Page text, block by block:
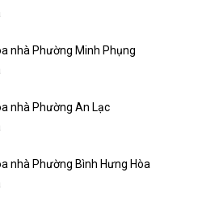
nhà Phường Minh Phụng
nhà Phường An Lạc
nhà Phường Bình Hưng Hòa